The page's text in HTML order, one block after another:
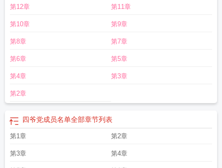
文四爷党的经典老旧古旱清穿文 四爷党和八爷党谁厉害
曲八爷党和四爷党 九子夺嫡
爷党成员名单全部
四爷党人员一览表
妃全文免费
四爷党和八爷党都有谁
第12章 第11章
第10章 第9章
第8章 第7章
第6章 第5章
第4章 第3章
第2章
四爷党成员名单全部章节列表
第1章 第2章
第3章 第4章